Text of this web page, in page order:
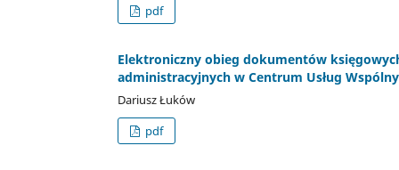
pdf
Elektroniczny obieg dokumentów
administracyjnych w Centrum Usług
Dariusz Łuków
pdf